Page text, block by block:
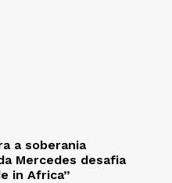
a soberania
Mercedes desafia
in Africa”